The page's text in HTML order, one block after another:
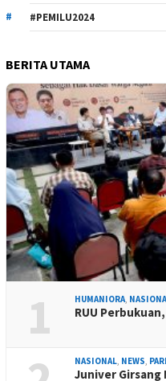
#PEMILU2024
BERITA UTAMA
1 HUMANIORA,
RUU
NASIONAL, NEWS,
Juniver Girsang